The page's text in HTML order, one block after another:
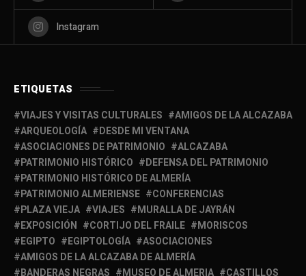
Instagram
ETIQUETAS
VIAJES Y VISITAS CULTURALES
AMIGOS DE LA ALCAZABA
ARQUEOLOGÍA
DESDE MI VENTANA
ASOCIACIONES DE PATRIMONIO
ALCAZABA
PATRIMONIO HISTÓRICO
DEFENSA DEL PATRIMONIO
PATRIMONIO HISTÓRICO DE ALMERÍA
PATRIMONIO ALMERIENSE
CONFERENCIAS
PLAZA VIEJA
VIAJES
MURALLA DE JAYRÁN
EXPOSICIÓN
CORTIJO DEL FRAILE
MORISCOS
EGIPTO
EGIPTOLOGÍA
ASOCIACIONES
AMIGOS DE LA ALCAZABA DE ALMERÍA
BANDERAS NEGRAS
MUSEO DE ALMERIA
CASTILLOS